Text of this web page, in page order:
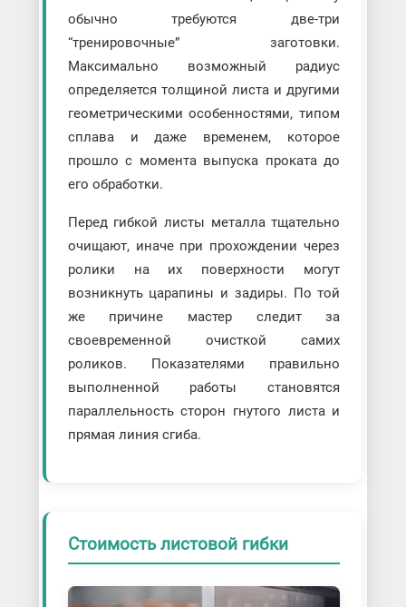
обычно требуются две-три
“тренировочные” заготовки.
Максимально возможный радиус
определяется толщиной листа и другими
геометрическими особенностями, типом
сплава и даже временем, которое
прошло с момента выпуска проката до
его обработки.
Перед гибкой листы металла тщательно
очищают, иначе при прохождении через
ролики на их поверхности могут
возникнуть царапины и задиры. По той
же причине мастер следит за
своевременной очисткой самих
роликов. Показателями правильно
выполненной работы становятся
параллельность сторон гнутого листа и
прямая линия сгиба.
Стоимость листовой гибки